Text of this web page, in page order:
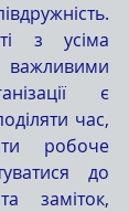
з усіма
важливими
є
час,
робоче
до
заміток,